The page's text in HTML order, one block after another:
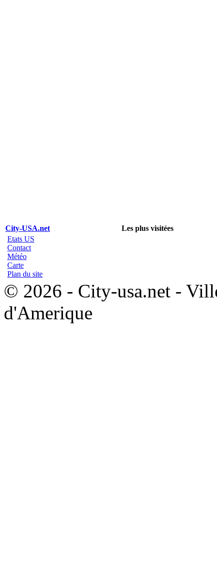
City-USA.net
Les plus visitées
Etats US
Contact
Météo
Carte
Plan du site
© 2026 - City-usa.net -
d'Amerique